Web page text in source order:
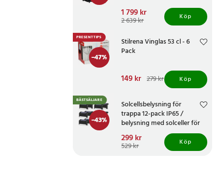
Nuvarande pris:
1 799 krTidigare pris:2 639 kr
1 799 kr
2 639 kr Köp
-47%
PRESENTTIPS
Stilrena Vinglas 53 cl - 6
Pack
Nuvarande pris
Tidigare pris 279 kr
149 kr 279 kr Köp
-43%
BÄSTSÄLJARE
Solcellsbelysning för
trappa 12-pack IP65 /
belysning med solceller för
altan och staket /
trappbelysning
Nuvarande pris:
299 krTidigare pris :529 kr
299 kr
529 kr Köp